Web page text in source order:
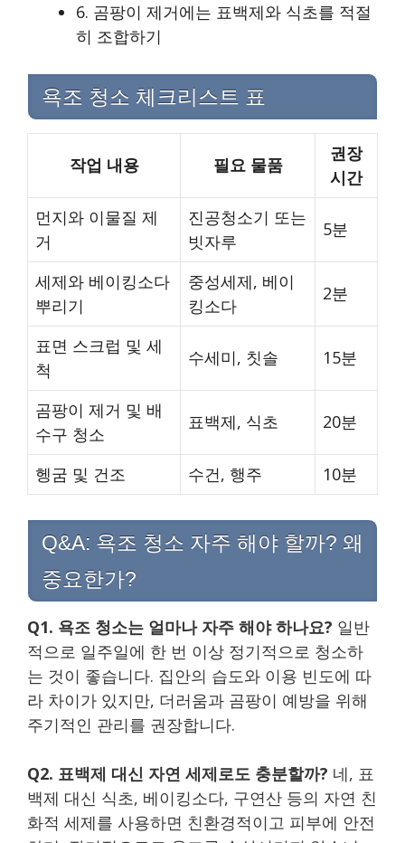
6. 곰팡이 제거에는 표백제와 식초를 적절
히 조합하기
욕조 청소 체크리스트 표
작업 내용 필요 물품
권장
시간
먼지와 이물질 제
거
진공청소기 또는
빗자루
5분
세제와 베이킹소다
뿌리기
중성세제, 베이
킹소다
2분
표면 스크럽 및 세
척
수세미, 칫솔 15분
곰팡이 제거 및 배
수구 청소
표백제, 식초 20분
헹굼 및 건조 수건, 행주 10분
Q&A: 욕조 청소 자주 해야 할까? 왜
중요한가?
Q1. 욕조 청소는 얼마나 자주 해야 하나요? 일반
적으로 일주일에 한 번 이상 정기적으로 청소하
는 것이 좋습니다. 집안의 습도와 이용 빈도에 따
라 차이가 있지만, 더러움과 곰팡이 예방을 위해
주기적인 관리를 권장합니다.
Q2. 표백제 대신 자연 세제로도 충분할까? 네, 표
백제 대신 식초, 베이킹소다, 구연산 등의 자연 친
화적 세제를 사용하면 친환경적이고 피부에 안전